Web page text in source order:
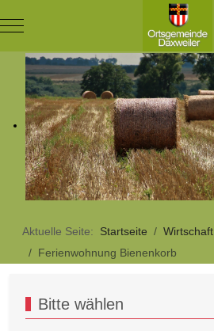
Mobile Menu Toggle
Aktuelle Seite: Startseite Wirtschaft
Ferienwohnung Bienenkorb
Bitte wählen